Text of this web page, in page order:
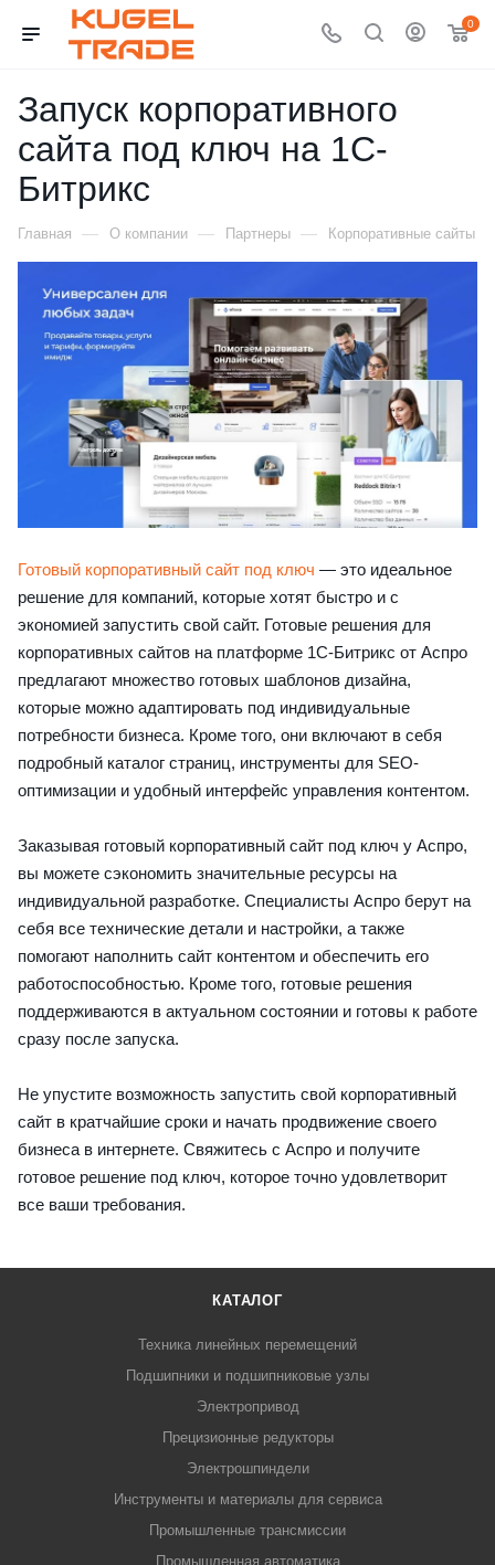
0
Запуск корпоративного
сайта под ключ на 1С-
Битрикс
Главная — О компании — Партнеры — Корпоративные сайты
Готовый корпоративный сайт под ключ — это идеальное
решение для компаний, которые хотят быстро и с
экономией запустить свой сайт. Готовые решения для
корпоративных сайтов на платформе 1С-Битрикс от Аспро
предлагают множество готовых шаблонов дизайна,
которые можно адаптировать под индивидуальные
потребности бизнеса. Кроме того, они включают в себя
подробный каталог страниц, инструменты для SEO-
оптимизации и удобный интерфейс управления контентом.
Заказывая готовый корпоративный сайт под ключ у Аспро,
вы можете сэкономить значительные ресурсы на
индивидуальной разработке. Специалисты Аспро берут на
себя все технические детали и настройки, а также
помогают наполнить сайт контентом и обеспечить его
работоспособностью. Кроме того, готовые решения
поддерживаются в актуальном состоянии и готовы к работе
сразу после запуска.
Не упустите возможность запустить свой корпоративный
сайт в кратчайшие сроки и начать продвижение своего
бизнеса в интернете. Свяжитесь с Аспро и получите
готовое решение под ключ, которое точно удовлетворит
все ваши требования.
КАТАЛОГ
Техника линейных перемещений
Подшипники и подшипниковые узлы
Электропривод
Прецизионные редукторы
Электрошпиндели
Инструменты и материалы для сервиса
Промышленные трансмиссии
Промышленная автоматика